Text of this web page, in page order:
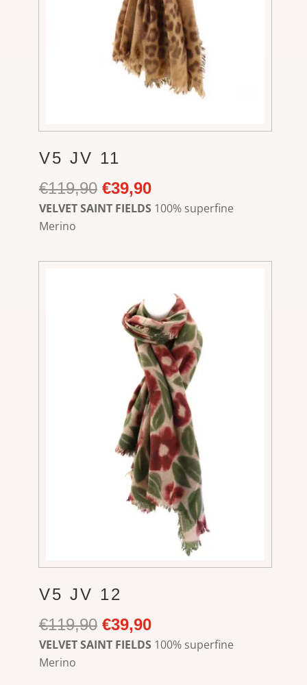
V5 JV 11
€119,90 Ursprünglicher
Preis
€39,90Aktueller
Preis
VELVET SAINT FIELDS 100% superfine
Merino
V5 JV 12
€119,90 Ursprünglicher
Preis
€39,90Aktueller
Preis
VELVET SAINT FIELDS 100% superfine
Merino